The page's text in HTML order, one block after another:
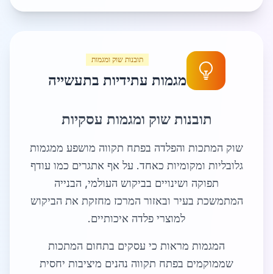
תובנות שוק ומגמות
מגמות עתידיות בתעשייה
תובנות שוק ומגמות עסקיות
שוק המתכות והפלדה בפתח תקווה מושפע ממגמות
גלובליות ומקומיות כאחד. על אף אתגרים כמו עודף
תפוקה ושינויים בביקוש העולמי, הבנייה
המתמשכת בעיר ובאזור המרכז מחזקת את הביקוש
למוצרי פלדה איכותיים.
המגמות מראות כי עסקים בתחום המתכות
שממוקמים בפתח תקווה נהנים מיציבות יחסית